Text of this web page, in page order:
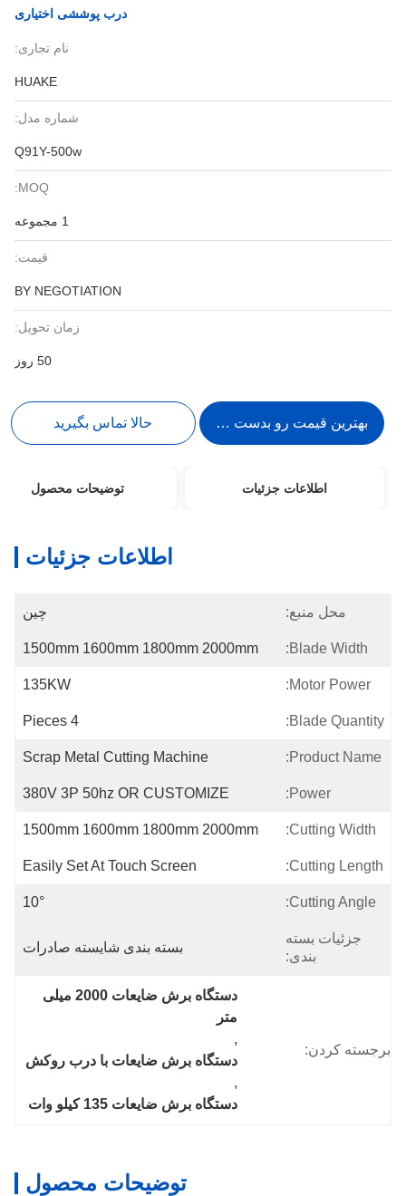
درب پوششی اختیاری
نام تجاری:
HUAKE
شماره مدل:
Q91Y-500w
MOQ:
قیمت:
BY NEGOTIATION
زمان تحویل:
50 روز
بهترین قیمت رو بدست بیار حالا تماس بگیرید
اطلاعات جزئیات توضیحات محصول
اطلاعات جزئیات
محل منبع: چین
Blade Width:
1500mm 1600mm 1800mm 2000mm
Motor Power:
135KW
Blade Quantity:
4 Pieces
Product Name:
Scrap Metal Cutting Machine
Power:
380V 3P 50hz OR CUSTOMIZE
Cutting Width:
1500mm 1600mm 1800mm 2000mm
Cutting Length:
Easily Set At Touch Screen
Cutting Angle:
10°
جزئیات بسته
بندی:
بسته بندی شایسته صادرات
برجسته کردن:
دستگاه برش ضایعات 2000 میلی
متر
,
دستگاه برش ضایعات با درب روکش
,
دستگاه برش ضایعات 135 کیلو وات
توضیحات محصول